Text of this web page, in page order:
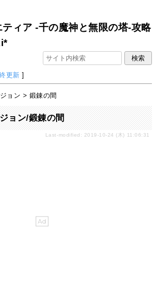
ティア -千の魔神と無限の塔-攻略
更新 ]
ョン > 鍛錬の間
ョン/鍛錬の間
Last-modified: 2019-10-24 (木) 11:06:31